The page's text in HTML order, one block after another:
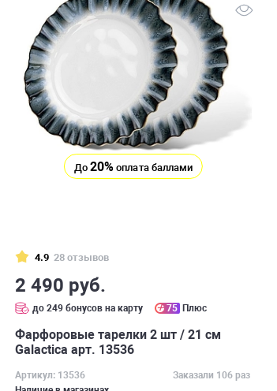
До20% оплата баллами
4.9 28 отзывов
2 490 руб.
до 249 бонусов на карту 75 Плюс
Фарфоровые тарелки 2 шт / 21 см
Galactica арт. 13536
Артикул: 13536
Заказали 106 раз